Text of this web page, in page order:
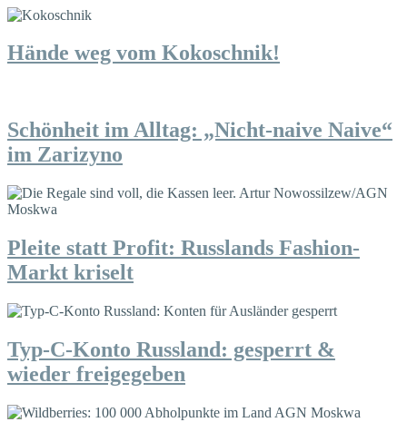
Hände weg vom Kokoschnik!
Schönheit im Alltag: „Nicht-naive Naive“
im Zarizyno
Pleite statt Profit: Russlands Fashion-
Markt kriselt
Typ-C-Konto Russland: gesperrt &
wieder freigegeben